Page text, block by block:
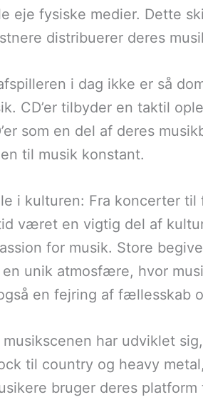
eje fysiske medier. Dette
distribuerer deres
i dag ikke er så
CD’er tilbyder en taktil
som en del af deres
til musik konstant.
i kulturen: Fra koncerter til
været en vigtig del af
for musik. Store
en unik atmosfære, hvor
en fejring af fællesskab
har udviklet
til country og heavy
bruger deres